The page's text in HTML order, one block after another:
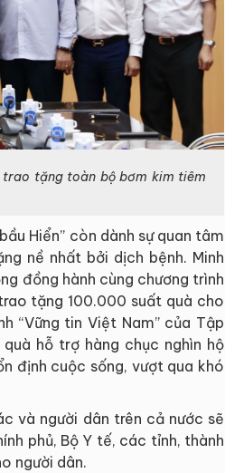
trao tặng toàn bộ bơm kim tiêm
Hiển” còn dành sự quan tâm
nề nhất bởi dịch bệnh. Minh
đồng hành cùng chương trình
tặng 100.000 suất quà cho
“Vững tin Việt Nam” của Tập
hỗ trợ hàng chục nghìn hộ
định cuộc sống, vượt qua khó
và người dân trên cả nước sẽ
phủ, Bộ Y tế, các tỉnh, thành
người dân.